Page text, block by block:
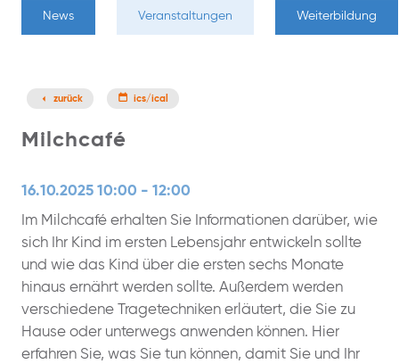
News Veranstaltungen Weiterbildung
Milchcafé
16.10.2025 10:00 - 12:00
Im Milchcafé erhalten Sie Informationen darüber, wie
sich Ihr Kind im ersten Lebensjahr entwickeln sollte
und wie das Kind über die ersten sechs Monate
hinaus ernährt werden sollte. Außerdem werden
verschiedene Tragetechniken erläutert, die Sie zu
Hause oder unterwegs anwenden können. Hier
erfahren Sie, was Sie tun können, damit Sie und Ihr
zurück ics/ical